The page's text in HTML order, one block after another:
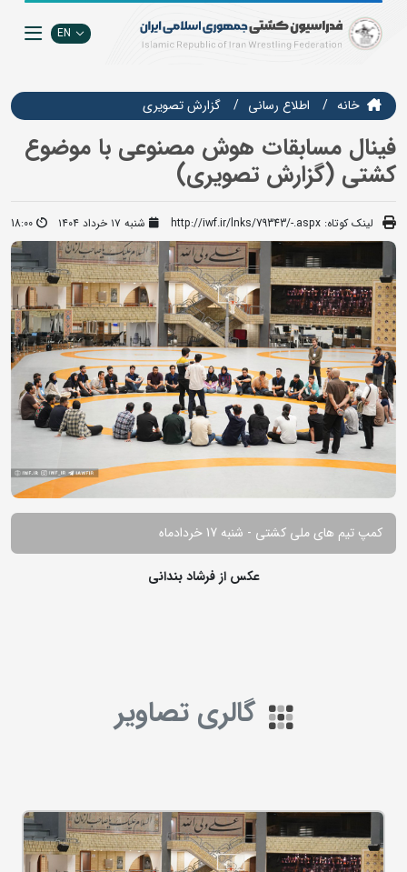
EN
خانه اطلاع رسانی گزارش تصويري
فینال مسابقات هوش مصنوعی با موضوع
کشتی (گزارش تصویری)
لینک کوتاه: http://iwf.ir/lnks/79343/-.aspx شنبه ۱۷ خرداد ۱۴۰۴ 18:00
کمپ تیم های ملی کشتی - شنبه 17 خردادماه
عکس از فرشاد بندانی
گالری تصاویر